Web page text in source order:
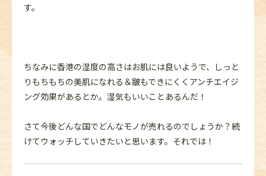
す。
ちなみに香港の湿度の高さはお肌には良いようで、しっと
りもちもちの美肌になれる＆皺もできにくくアンチエイジ
ング効果があるとか。湿気もいいことあるんだ！
さて今後どんな国でどんなモノが売れるのでしょうか？続
けてウォッチしていきたいと思います。それでは！